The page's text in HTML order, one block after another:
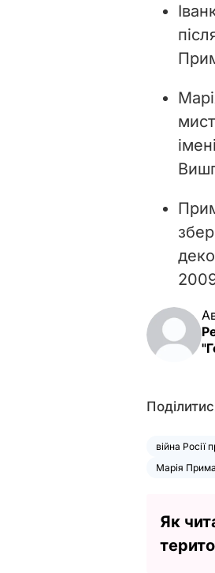
війна Росії
Марія
Як